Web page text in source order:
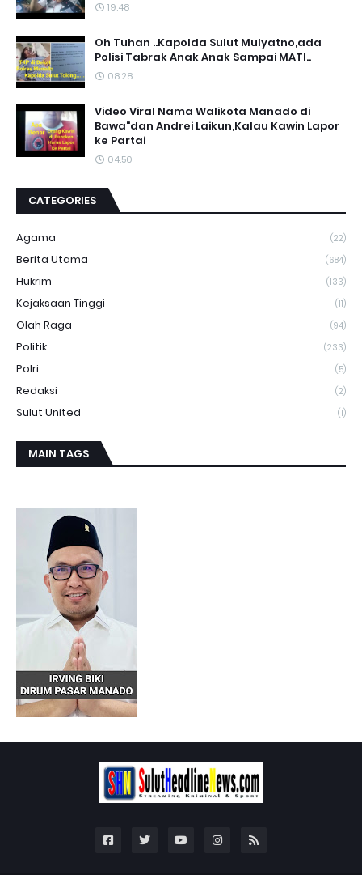
19.48
Oh Tuhan ..Kapolda Sulut Mulyatno,ada
Polisi Tabrak Anak Anak Sampai MATI..
08.28
Video Viral Nama Walikota Manado di
Bawa"dan Andrei Laikun,Kalau Kawin Lapor
ke Partai
04.50
CATEGORIES
Agama (22)
Berita Utama (684)
Hukrim (133)
Kejaksaan Tinggi (11)
Olah Raga (94)
Politik (233)
Polri (5)
Redaksi (2)
Sulut United (1)
MAIN TAGS